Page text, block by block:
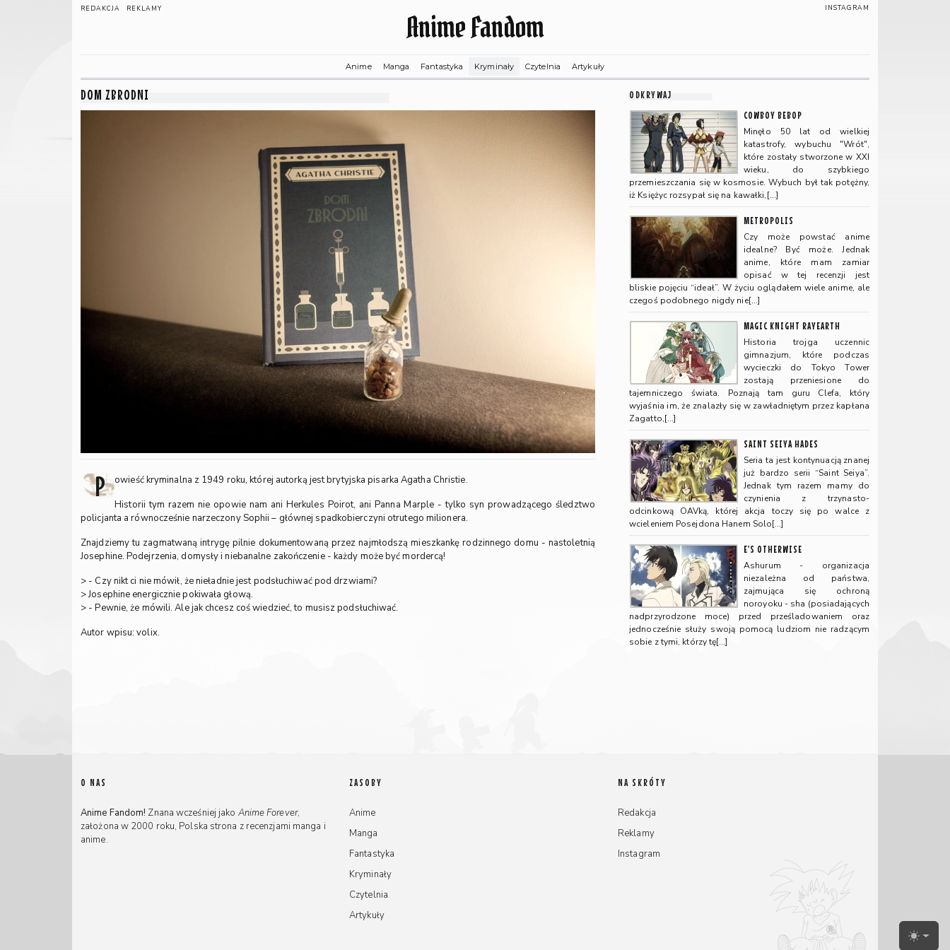
REDAKCJA REKLAMY INSTAGRAM
Anime Fandom
Anime Manga Fantastyka Kryminały Czytelnia Artykuły
DOM ZBRODNI
P
owieść kryminalna z 1949 roku, której autorką jest brytyjska pisarka Agatha Christie.
Historii tym razem nie opowie nam ani Herkules Poirot, ani Panna Marple - tylko syn prowadzącego śledztwo
policjanta a równocześnie narzeczony Sophii – głównej spadkobierczyni otrutego milionera.
Znajdziemy tu zagmatwaną intrygę pilnie dokumentowaną przez najmłodszą mieszkankę rodzinnego domu - nastoletnią
Josephine. Podejrzenia, domysły i niebanalne zakończenie - każdy może być mordercą!
> - Czy nikt ci nie mówił, że nieładnie jest podsłuchiwać pod drzwiami?
> Josephine energicznie pokiwała głową.
> - Pewnie, że mówili. Ale jak chcesz coś wiedzieć, to musisz podsłuchiwać.
Autor wpisu: volix.
ODKRYWAJ
COWBOY BEBOP
Minęło 50 lat od wielkiej
katastrofy, wybuchu "Wrót",
które zostały stworzone w XXI
wieku, do szybkiego
przemieszczania się w kosmosie. Wybuch był tak potężny,
iż Księżyc rozsypał się na kawałki,[…]
METROPOLIS
Czy może powstać anime
idealne? Być może. Jednak
anime, które mam zamiar
opisać w tej recenzji jest
bliskie pojęciu “ideał”. W życiu oglądałem wiele anime, ale
czegoś podobnego nigdy nie[…]
MAGIC KNIGHT RAYEARTH
Historia trojga uczennic
gimnazjum, które podczas
wycieczki do Tokyo Tower
zostają przeniesione do
tajemniczego świata. Poznają tam guru Clefa, który
wyjaśnia im, że znalazły się w zawładniętym przez kapłana
Zagatto,[…]
SAINT SEIYA HADES
Seria ta jest kontynuacją znanej
już bardzo serii “Saint Seiya”.
Jednak tym razem mamy do
czynienia z trzynasto-
odcinkową OAVką, której akcja toczy się po walce z
wcieleniem Posejdona Hanem Solo[…]
E'S OTHERWISE
Ashurum - organizacja
niezależna od państwa,
zajmująca się ochroną
noroyoku - sha (posiadających
nadprzyrodzone moce) przed prześladowaniem oraz
jednocześnie służy swoją pomocą ludziom nie radzącym
sobie z tymi, którzy tę[…]
O NAS
Anime Fandom! Znana wcześniej jako Anime Forever,
założona w 2000 roku, Polska strona z recenzjami manga i
anime.
ZASOBY
Anime
Manga
Fantastyka
Kryminały
Czytelnia
Artykuły
NA SKRÓTY
Redakcja
Reklamy
Instagram